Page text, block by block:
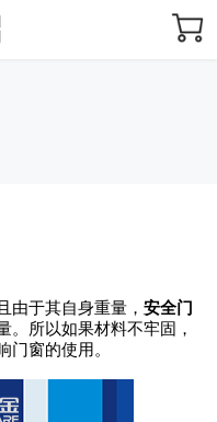
由于其自身重量， 安全门
。所以如果材料不牢固，
门窗的使用。